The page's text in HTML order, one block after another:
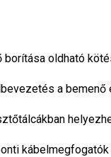
oldható
a